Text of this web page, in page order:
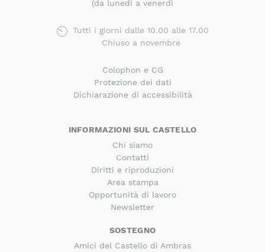
(da lunedì a venerdì
Tutti i giorni dalle 10.00 alle 17.00
Chiuso a novembre
Colophon e CG
Protezione dei dati
Dichiarazione di accessibilità
INFORMAZIONI SUL CASTELLO
Chi siamo
Contatti
Diritti e riproduzioni
Area stampa
Opportunità di lavoro
Newsletter
SOSTEGNO
Amici del Castello di Ambras